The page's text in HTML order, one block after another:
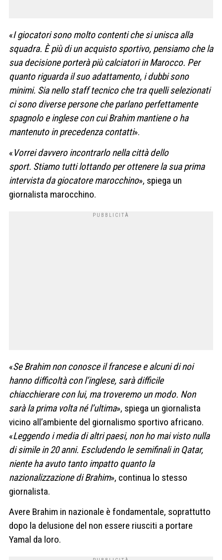
«I giocatori sono molto contenti che si unisca alla
squadra. È più di un acquisto sportivo, pensiamo che la
sua decisione porterà più calciatori in Marocco. Per
quanto riguarda il suo adattamento, i dubbi sono
minimi. Sia nello staff tecnico che tra quelli selezionati
ci sono diverse persone che parlano perfettamente
spagnolo e inglese con cui Brahim mantiene o ha
mantenuto in precedenza contatti».
«Vorrei davvero incontrarlo nella città dello
sport. Stiamo tutti lottando per ottenere la sua prima
intervista da giocatore marocchino», spiega un
giornalista marocchino.
«Se Brahim non conosce il francese e alcuni di noi
hanno difficoltà con l’inglese, sarà difficile
chiacchierare con lui, ma troveremo un modo. Non
sarà la prima volta né l’ultima», spiega un giornalista
vicino all’ambiente del giornalismo sportivo africano.
«Leggendo i media di altri paesi, non ho mai visto nulla
di simile in 20 anni. Escludendo le semifinali in Qatar,
niente ha avuto tanto impatto quanto la
nazionalizzazione di Brahim», continua lo stesso
giornalista.
Avere Brahim in nazionale è fondamentale, soprattutto
dopo la delusione del non essere riusciti a portare
Yamal da loro.